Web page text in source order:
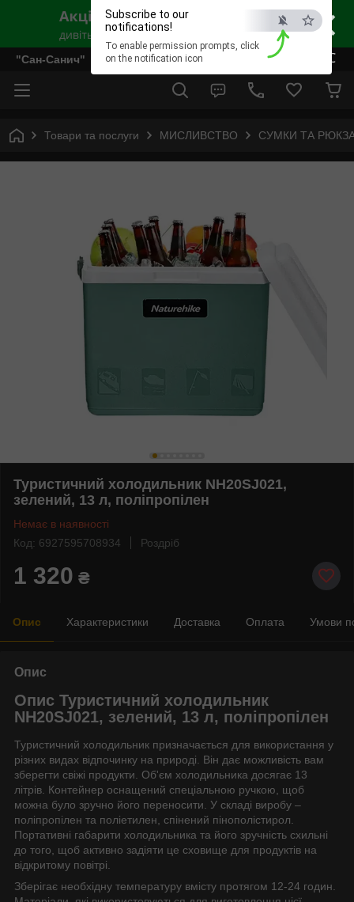
×
ESC
Subscribe to our
notifications!
To enable permission prompts, click
on the notification icon
"Сан-Санич"
Товари та послуги МИСЛИВСТВО СУМКИ ТА
Туристичний холодильник NH20SJ021,
зелений, 13 л, поліпропілен
Немає в наявності
Код: 6927595708934
Роздріб
1 320 ₴
Опис Характеристики Доставка Оплата Умови
Опис
Опис Туристичний холодильник
NH20SJ021, зелений, 13 л, поліпропілен
Туристичний холодильник призначається для використання у
різних видах відпочинку на природі. Він дає можливість вам
зберегти свіжі продукти. Об'єм холодильника досягає 13
літрів. Контейнер оснащений спеціальною ручкою, щоб
можна було зручно його переносити. У складі виробу –
поліпропілен та поліетилен, спінений пінополістирол.
Портативні габарити холодильника та його зручність схильні
до того, щоб активно задіяти це сховище для продуктів на
відкритому повітрі.
Зберігає необхідну температуру вмісту протягом 12-24 годин.